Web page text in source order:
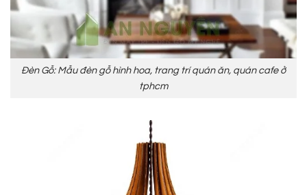
Đèn Gỗ: Mẫu đèn gỗ hình hoa, trang trí quán ăn, quán cafe ở
tphcm